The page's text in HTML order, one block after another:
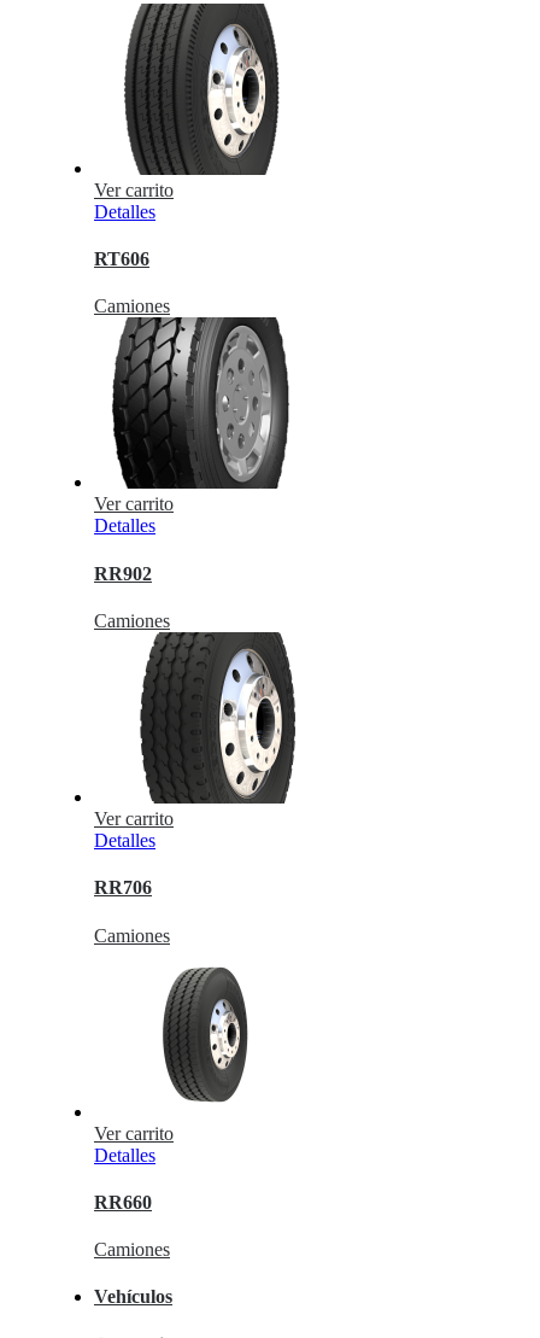
Ver carrito
Detalles
RT606
Camiones
Ver carrito
Detalles
RR902
Camiones
Ver carrito
Detalles
RR706
Camiones
Ver carrito
Detalles
RR660
Camiones
Vehículos